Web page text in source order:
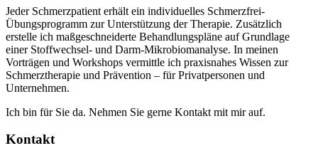
Jeder Schmerzpatient erhält ein individuelles Schmerzfrei-
Übungsprogramm zur Unterstützung der Therapie. Zusätzlich
erstelle ich maßgeschneiderte Behandlungspläne auf Grundlage
einer Stoffwechsel- und Darm-Mikrobiomanalyse. In meinen
Vorträgen und Workshops vermittle ich praxisnahes Wissen zur
Schmerztherapie und Prävention – für Privatpersonen und
Unternehmen.
Ich bin für Sie da. Nehmen Sie gerne Kontakt mit mir auf.
Kontakt